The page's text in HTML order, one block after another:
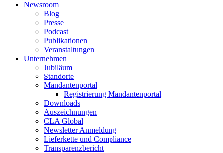
Newsroom
Blog
Presse
Podcast
Publikationen
Veranstaltungen
Unternehmen
Jubiläum
Standorte
Mandantenportal
Registrierung Mandantenportal
Downloads
Auszeichnungen
CLAGlobal
NewsletterAnmeldung
Lieferkette und Compliance
Transparenzbericht